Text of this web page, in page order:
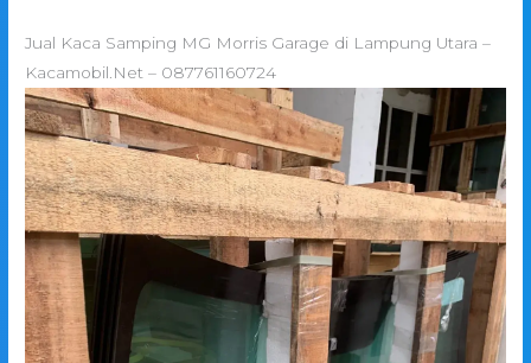
Jual Kaca Samping MG Morris Garage di Lampung Utara –
Kacamobil.Net – 087761160724